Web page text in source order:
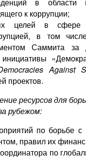
к коррупции;
целей в
в том
Саммита за
Against
проектов.
ресурсов для
рубежом:
по борьбе с
правил их
по